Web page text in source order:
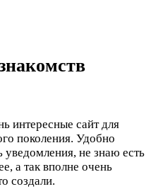
интересные сайт для
поколения. Удобно
уведомления, не знаю есть
а так вполне очень
создали.